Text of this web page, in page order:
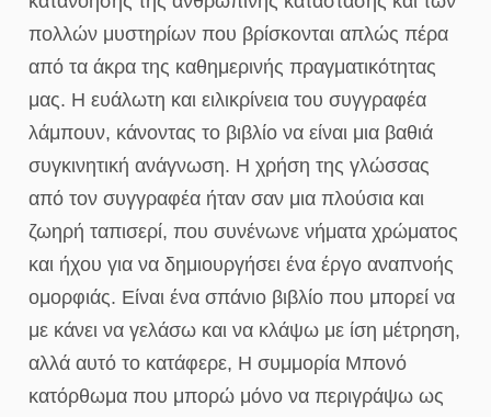
πολλών μυστηρίων που βρίσκονται απλώς πέρα
από τα άκρα της καθημερινής πραγματικότητας
μας. Η ευάλωτη και ειλικρίνεια του συγγραφέα
λάμπουν, κάνοντας το βιβλίο να είναι μια βαθιά
συγκινητική ανάγνωση. Η χρήση της γλώσσας
από τον συγγραφέα ήταν σαν μια πλούσια και
ζωηρή ταπισερί, που συνένωνε νήματα χρώματος
και ήχου για να δημιουργήσει ένα έργο αναπνοής
ομορφιάς. Είναι ένα σπάνιο βιβλίο που μπορεί να
με κάνει να γελάσω και να κλάψω με ίση μέτρηση,
αλλά αυτό το κατάφερε, Η συμμορία Μπονό
κατόρθωμα που μπορώ μόνο να περιγράψω ως